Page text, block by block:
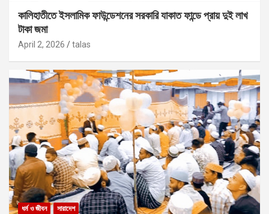
কালিহাতীতে ইসলামিক ফাউন্ডেশনের সরকারি যাকাত ফান্ডে প্রায় দুই লাখ
টাকা জমা
April 2, 2026 talas
ধর্ম ও জীবন সারাদেশ